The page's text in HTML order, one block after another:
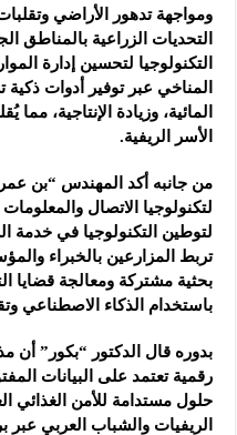
ومواجهة تدهور الأراضي
التحديات الزراعية بالمناطق
التكنولوجيا لتحسين إدارة
المناخي عبر توفير أدوات
المائية، وزيادة الإنتاجية،
الأسر الريفية.
من جانبه أكد المهندس “بن
لتكنولوجيا الاتصال
لتوطين التكنولوجيا في خدمة
تربط المزارعين بالخبراء
بحثية مشتركة ومعالجة قضايا
باستخدام الذكاء الاصطناعي
بدوره قال الدكتور “بكور” أن
رقمية تعتمد على البيانات
حلول مستدامة للأمن الغذائي
الريفيات والشباب العربي